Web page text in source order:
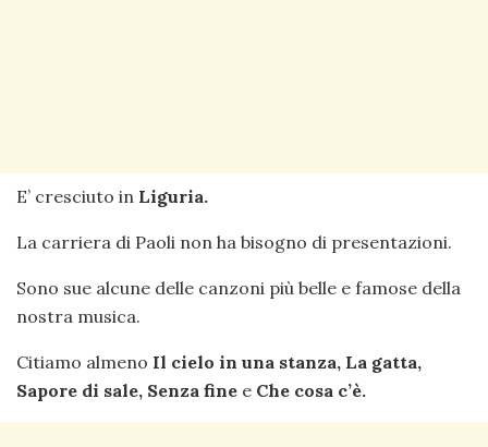
E’ cresciuto in Liguria.
La carriera di Paoli non ha bisogno di presentazioni.
Sono sue alcune delle canzoni più belle e famose della
nostra musica.
Citiamo almeno Il cielo in una stanza, La gatta,
Sapore di sale, Senza fine e Che cosa c’è.